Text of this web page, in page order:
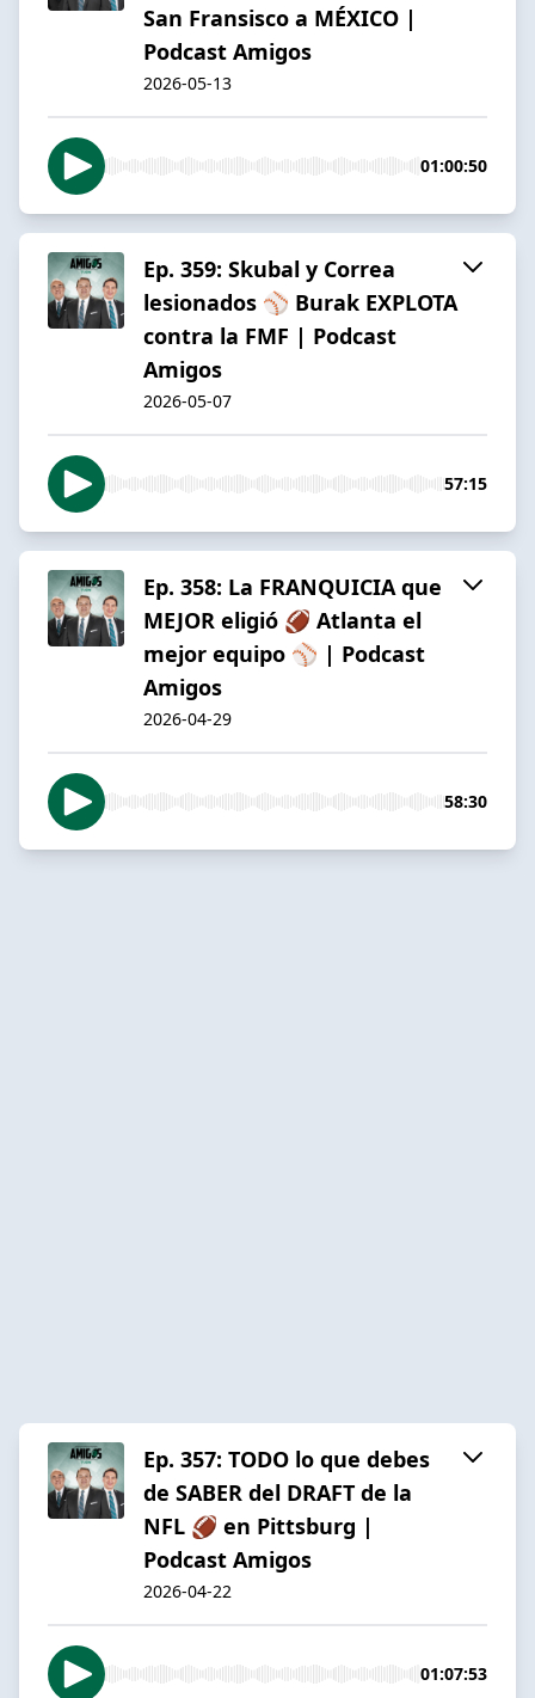
San Fransisco a MÉXICO |
Podcast Amigos
2026-05-13
01:00:50
Ep. 359: Skubal y Correa
lesionados ⚾️ Burak EXPLOTA
contra la FMF | Podcast
Amigos
2026-05-07
57:15
Ep. 358: La FRANQUICIA que
MEJOR eligió 🏈 Atlanta el
mejor equipo ⚾️ | Podcast
Amigos
2026-04-29
58:30
Ep. 357: TODO lo que debes
de SABER del DRAFT de la
NFL 🏈 en Pittsburg |
Podcast Amigos
2026-04-22
01:07:53